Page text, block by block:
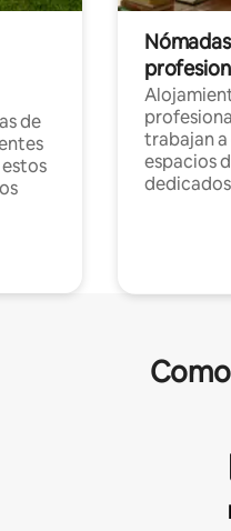
de
trabajan
espacios